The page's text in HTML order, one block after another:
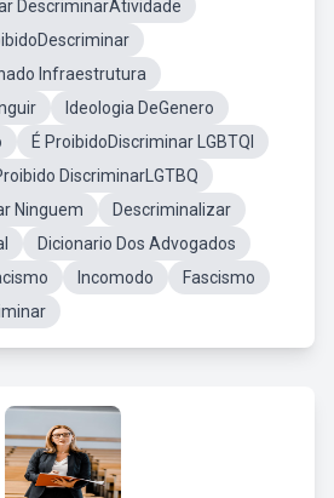
DescriminarAtividade
Infraestrutura
Ideologia DeGenero
É ProibidoDiscriminar LGBTQI
DiscriminarLGTBQ
Ninguem
Descriminalizar
Dicionario Dos Advogados
Incomodo
Fascismo